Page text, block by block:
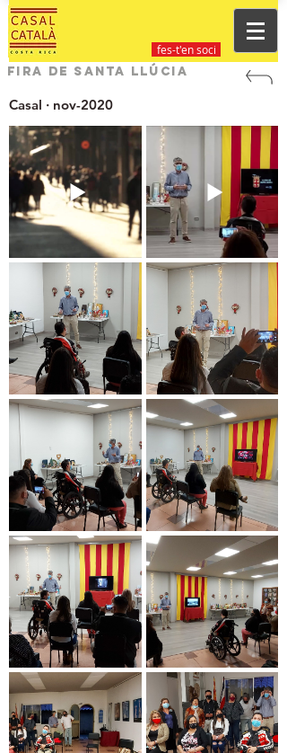
fes-t'en soci
Fira de Santa Llúcia
Casal · nov-2020